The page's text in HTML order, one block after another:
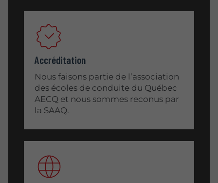
Accréditation
Nous faisons partie de l’association
des écoles de conduite du Québec
AECQ et nous sommes reconus par
la SAAQ.